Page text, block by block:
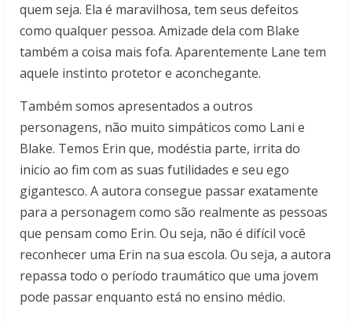
quem seja. Ela é maravilhosa, tem seus defeitos
como qualquer pessoa. Amizade dela com Blake
também a coisa mais fofa. Aparentemente Lane tem
aquele instinto protetor e aconchegante.
Também somos apresentados a outros
personagens, não muito simpáticos como Lani e
Blake. Temos Erin que, modéstia parte, irrita do
inicio ao fim com as suas futilidades e seu ego
gigantesco. A autora consegue passar exatamente
para a personagem como são realmente as pessoas
que pensam como Erin. Ou seja, não é difícil você
reconhecer uma Erin na sua escola. Ou seja, a autora
repassa todo o período traumático que uma jovem
pode passar enquanto está no ensino médio.